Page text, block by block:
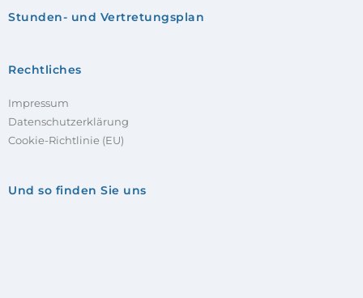
Stunden- und Vertretungsplan
Rechtliches
Impressum
Datenschutzerklärung
Cookie-Richtlinie (EU)
Und so finden Sie uns